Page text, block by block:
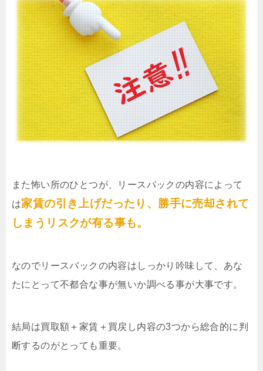
また怖い所のひとつが、リースバックの内容によって
は家賃の引き上げだったり、勝手に売却されて
しまうリスクが有る事も。
なのでリースバックの内容はしっかり吟味して、あな
たにとって不都合な事が無いか調べる事が大事です。
結局は買取額＋家賃＋買戻し内容の3つから総合的に判
断するのがとっても重要。